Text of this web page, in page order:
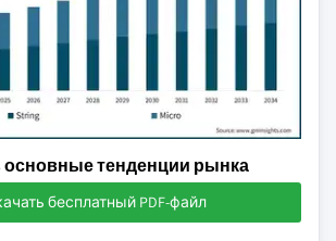
основные тенденции рынка
бесплатный PDF-файл